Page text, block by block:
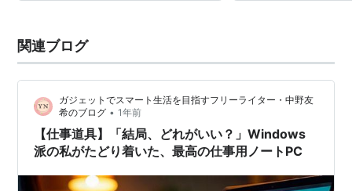
関連ブログ
ガジェットでスマート生活を目指すフリーライター・中野友
希のブログ • 1年前
【仕事道具】「結局、どれがいい？」Windows
派の私がたどり着いた、最高の仕事用ノートPC